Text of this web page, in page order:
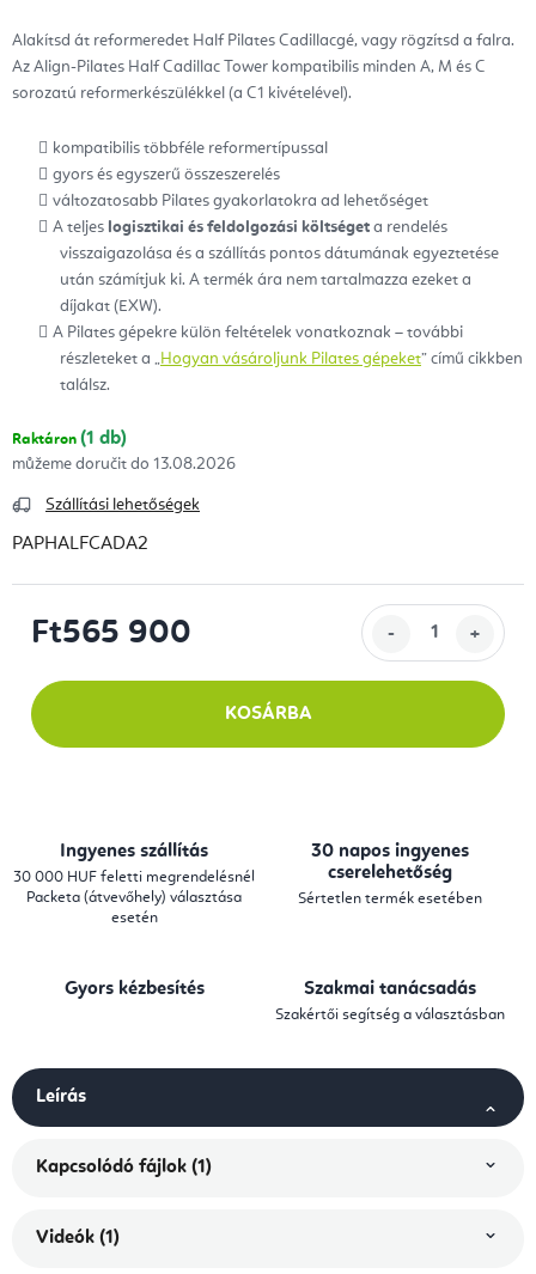
Alakítsd át reformeredet Half Pilates Cadillacgé, vagy rögzítsd a falra.
Az Align-Pilates Half Cadillac Tower kompatibilis minden A, M és C
sorozatú reformerkészülékkel (a C1 kivételével).
kompatibilis többféle reformertípussal
gyors és egyszerű összeszerelés
változatosabb Pilates gyakorlatokra ad lehetőséget
A teljes logisztikai és feldolgozási költséget a rendelés
visszaigazolása és a szállítás pontos dátumának egyeztetése
után számítjuk ki. A termék ára nem tartalmazza ezeket a
díjakat (EXW).
A Pilates gépekre külön feltételek vonatkoznak – további
részleteket a „Hogyan vásároljunk Pilates gépeket” című cikkben
találsz.
Raktáron (1 db)
13.08.2026
Szállítási lehetőségek
PAPHALFCADA2
Ft565 900
KOSÁRBA
Ingyenes szállítás
30 000 HUF feletti megrendelésnél
Packeta (átvevőhely) választása
esetén
30 napos ingyenes
cserelehetőség
Sértetlen termék esetében
Gyors kézbesítés Szakmai tanácsadás
Szakértői segítség a választásban
Leírás
Kapcsolódó fájlok (1)
Videók (1)